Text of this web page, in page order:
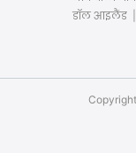
डॉल आइलैंड